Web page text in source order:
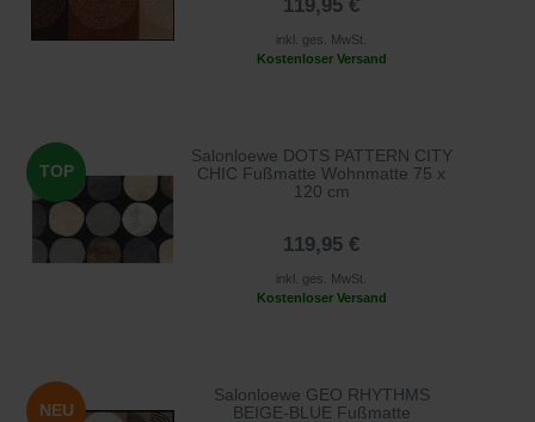
119,95 €
inkl. ges. MwSt.
Kostenloser Versand
TOP
Salonloewe DOTS PATTERN CITY
CHIC Fußmatte Wohnmatte 75 x
120 cm
119,95 €
inkl. ges. MwSt.
Kostenloser Versand
NEU
Salonloewe GEO RHYTHMS
BEIGE-BLUE Fußmatte